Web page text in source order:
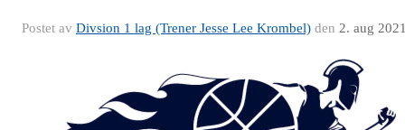
Postet av Divsion 1 lag (Trener Jesse Lee Krombel) den 2. aug